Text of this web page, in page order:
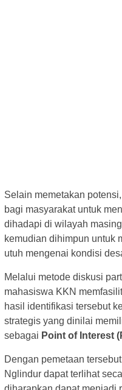
Selain memetakan
bagi masyarakat untuk
dihadapi di wilayah
kemudian dihimpun untuk
utuh mengenai kondisi
Melalui metode diskusi
mahasiswa KKN
hasil identifikasi tersebut
strategis yang dinilai
sebagai Point of Interest
Dengan pemetaan
Nglindur dapat terlihat